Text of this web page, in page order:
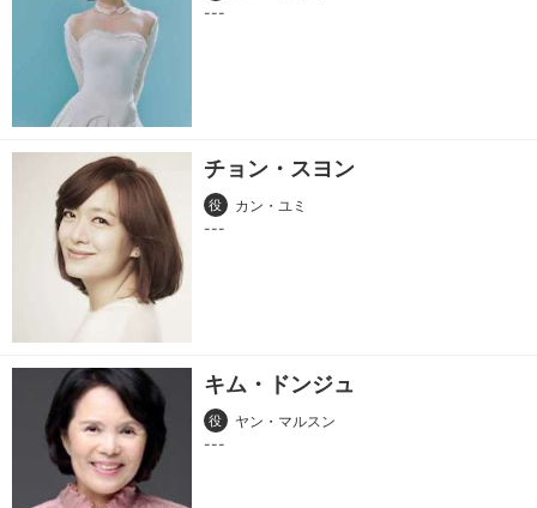
チョン・スヨン
役 カン・ユミ
キム・ドンジュ
役 ヤン・マルスン